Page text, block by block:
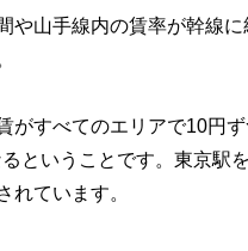
や山手線内の賃率が幹線
がすべてのエリアで10円
ということです。東京駅
れています。